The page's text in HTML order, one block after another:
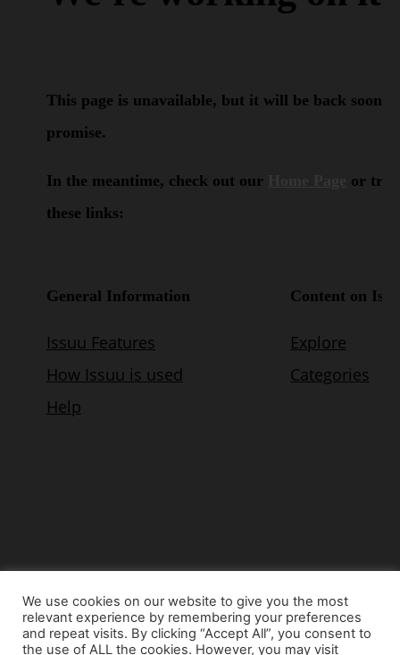
© Copyright 2015 - www.airnews.gr
We use cookies on our website to give you the most
relevant experience by remembering your preferences
and repeat visits. By clicking “Accept All”, you consent to
the use of ALL the cookies. However, you may visit